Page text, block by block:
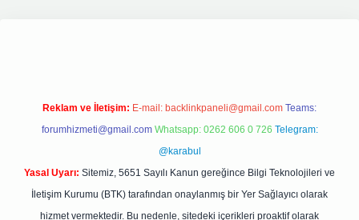
Reklam ve İletişim: E-mail: backlinkpaneli@gmail.com Teams:
forumhizmeti@gmail.com Whatsapp: 0262 606 0 726 Telegram:
@karabul
Yasal Uyarı: Sitemiz, 5651 Sayılı Kanun gereğince Bilgi Teknolojileri ve
İletişim Kurumu (BTK) tarafından onaylanmış bir Yer Sağlayıcı olarak
hizmet vermektedir. Bu nedenle, sitedeki içerikleri proaktif olarak